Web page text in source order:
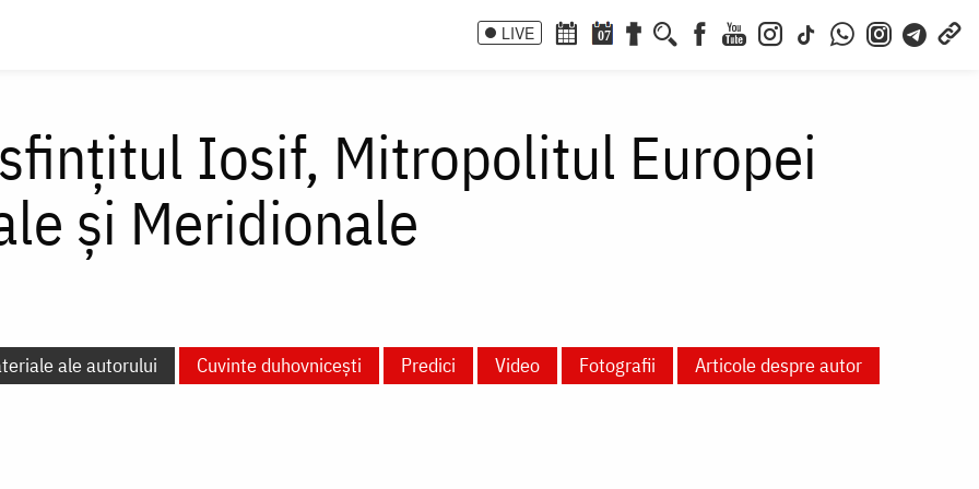
LIVE 07
Iosif, Mitropolitul Europei
și Meridionale
ale autorului Cuvinte duhovnicești Predici Video Fotografii
Articole despre autor